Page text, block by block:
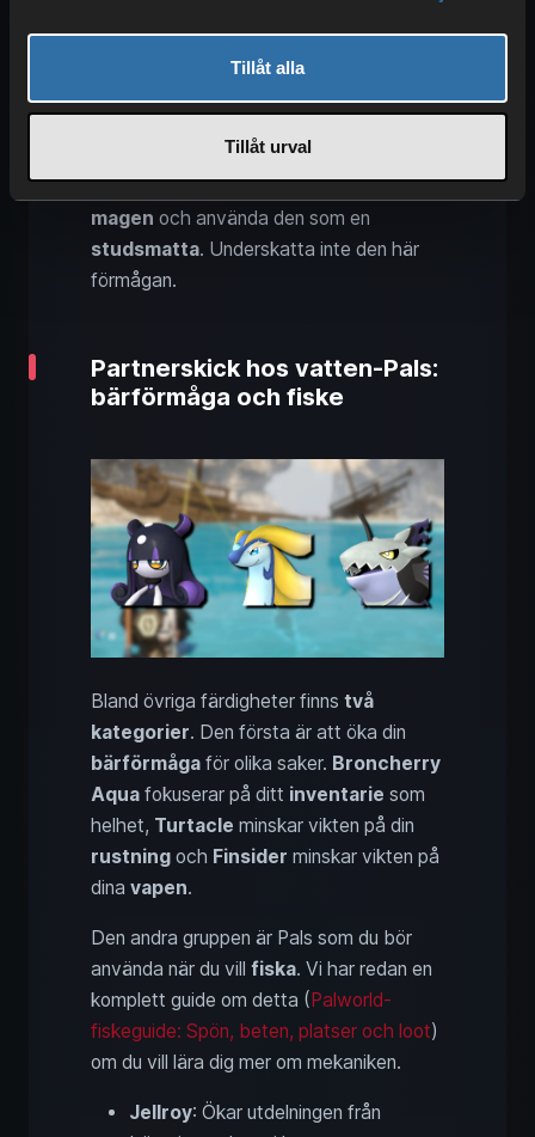
Tillåt alla
Tillåt urval
Celaray, eftersom du även med
denna Pal blirsnabbare
dess förmåga hjälper dig att
svår terräng. Den kanblåsa upp
magen och använda den som en
studsmatta. Underskatta inte den här
förmågan.
Partnerskick hos vatten-Pals:
bärförmåga och fiske
Bland övriga färdigheter finns två
kategorier. Den första är att öka din
bärförmåga för olika saker. Broncherry
Aqua fokuserar på ditt inventarie som
helhet, Turtacle minskar vikten på din
rustning och Finsider minskar vikten på
dina vapen.
Den andra gruppen är Pals som du bör
använda när du vill fiska. Vi har redan en
komplett guide om detta ( Palworld-
fiskeguide: Spön, beten, platser och loot)
om du vill lära dig mer om mekaniken.
Jellroy: Ökar utdelningen från